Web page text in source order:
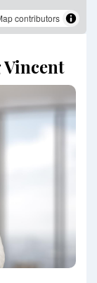
contributors
Vincent